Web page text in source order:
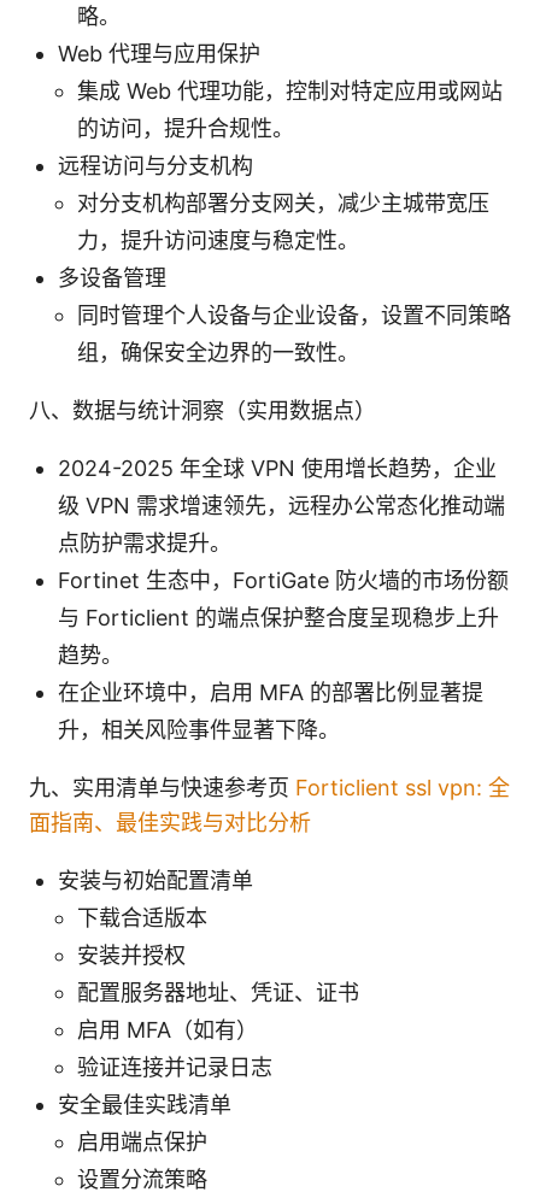
略。
Web 代理与应用保护
集成 Web 代理功能，控制对特定应用或网站
的访问，提升合规性。
远程访问与分支机构
对分支机构部署分支网关，减少主城带宽压
力，提升访问速度与稳定性。
多设备管理
同时管理个人设备与企业设备，设置不同策略
组，确保安全边界的一致性。
八、数据与统计洞察（实用数据点）
2024-2025 年全球 VPN 使用增长趋势，企业
级 VPN 需求增速领先，远程办公常态化推动端
点防护需求提升。
Fortinet 生态中，FortiGate 防火墙的市场份额
与 Forticlient 的端点保护整合度呈现稳步上升
趋势。
在企业环境中，启用 MFA 的部署比例显著提
升，相关风险事件显著下降。
九、实用清单与快速参考页 Forticlient ssl vpn: 全
面指南、最佳实践与对比分析
安装与初始配置清单
下载合适版本
安装并授权
配置服务器地址、凭证、证书
启用 MFA（如有）
验证连接并记录日志
安全最佳实践清单
启用端点保护
设置分流策略